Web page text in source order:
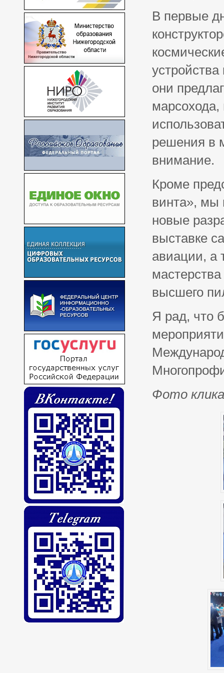
В первые
они
марсохода,
решения в
внимание.
Кроме
винта», мы
новые
выставке
авиации, а
высшего
Я рад, что
Фото